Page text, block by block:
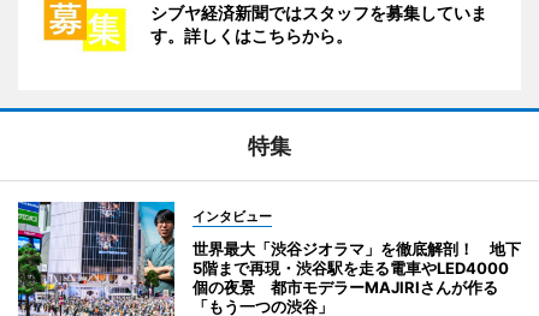
シブヤ経済新聞ではスタッフを募集していま
す。詳しくはこちらから。
特集
インタビュー
世界最大「渋谷ジオラマ」を徹底解剖！ 地下
5階まで再現・渋谷駅を走る電車やLED4000
個の夜景 都市モデラーMAJIRIさんが作る
「もう一つの渋谷」